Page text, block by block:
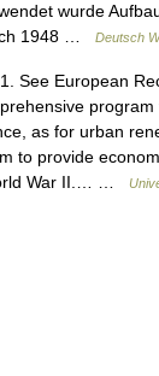
wurde
1948 …
Deutsch
See European
as for urban
to provide
War II.… …